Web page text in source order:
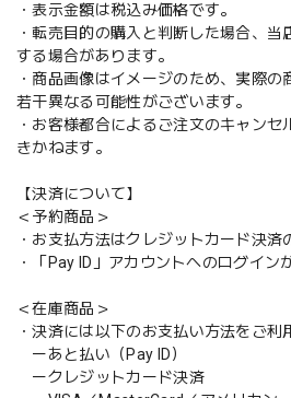
・表示金額は税込み価格です。
・転売目的の購入と判断した場合、
する場合があります。
・商品画像はイメージのため、実際
若干異なる可能性がございます。
・お客様都合によるご注文のキャン
きかねます。
【決済について】
＜予約商品＞
・お支払方法はクレジットカード決済
・「Pay ID」アカウントへのログイン
＜在庫商品＞
・決済には以下のお支払い方法をご利
ーあと払い（Pay ID）
ークレジットカード決済